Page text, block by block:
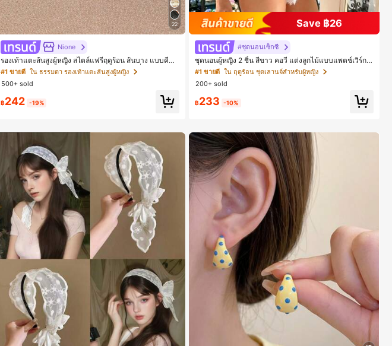
22
Nione
รองเท้าแตะส้นสูงผู้หญิง สไตล์แฟรี่ฤดูร้อน ส้นบาง แบบคีบ
แต่งสายคาดผม รองเท้าแตะชายหาดสำหรับเที่ยวพักผ่อน แ
ฟชั่นสายไขว้ สำหรับเดทไนท์
#1 ขายดี ใน ธรรมดา รองเท้าแตะส้นสูงผู้หญิง
500+ sold
฿242 -19%
Save ฿26
#ชุดนอนเซ็กซี่
ชุดนอนผู้หญิง 2 ชิ้น สีขาว คอวี แต่งลูกไม้แบบแพตช์เวิร์ก ชุ
ดนอนใส่ในบ้าน สำหรับเธอ
#1 ขายดี ใน ฤดูร้อน ชุดเลานจ์สำหรับผู้หญิง
200+ sold
฿233 -10%